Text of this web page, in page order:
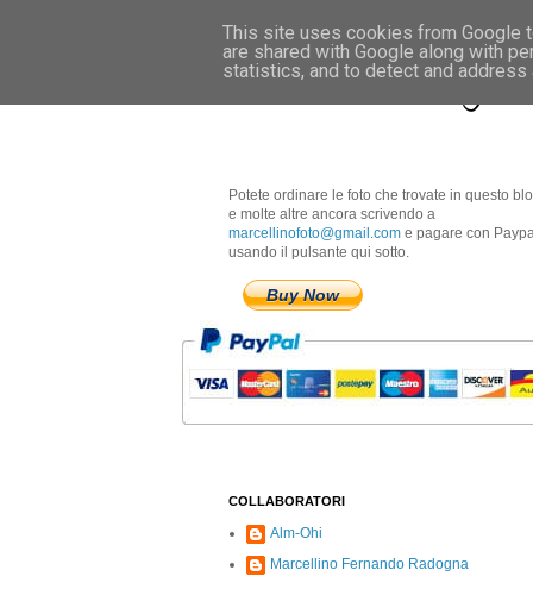
Marcellino
Potete ordinare le foto che trovate in questo
e molte altre ancora scrivendo a
marcellinofoto@gmail.com e pagare con
usando il pulsante qui sotto.
Buy Now
COLLABORATORI
Alm-Ohi
Marcellino Fernando Radogna
This site uses cookies from Google
are shared with Google along with
statistics, and to detect and address